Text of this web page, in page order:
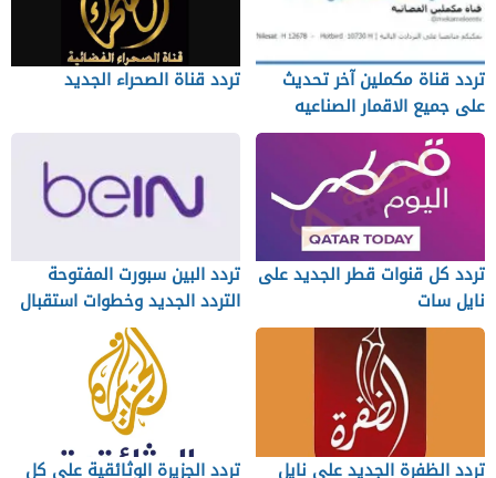
تردد قناة مكملين آخر تحديث
على جميع الاقمار الصناعيه
تردد قناة الصحراء الجديد
تردد كل قنوات قطر الجديد على
نايل سات
تردد البين سبورت المفتوحة
التردد الجديد وخطوات استقبال
تردد الظفرة الجديد على نايل تردد الجزيرة الوثائقية على كل